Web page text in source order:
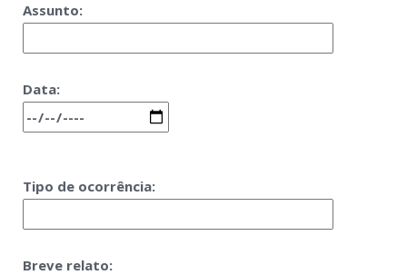
Assunto:
Data:
Tipo de ocorrência:
Breve relato: